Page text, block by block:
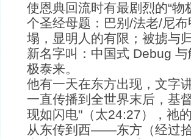
使恩典回流时有最剧烈的“物
个圣经母题：巴别/法老/尼
塌，显明人的有限；被掳与
新名字叫：中国式 Debug
极泰来。
他有一天在东方出现，文字
一直传播到全世界末后，基
现如闪电"（太24:27），祂
从东传到西——东方（经过